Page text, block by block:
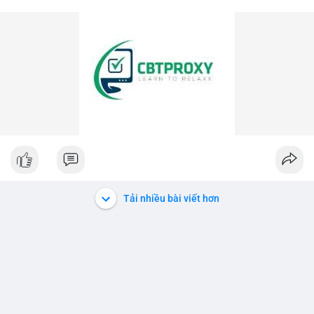
Tải nhiều bài viết hơn